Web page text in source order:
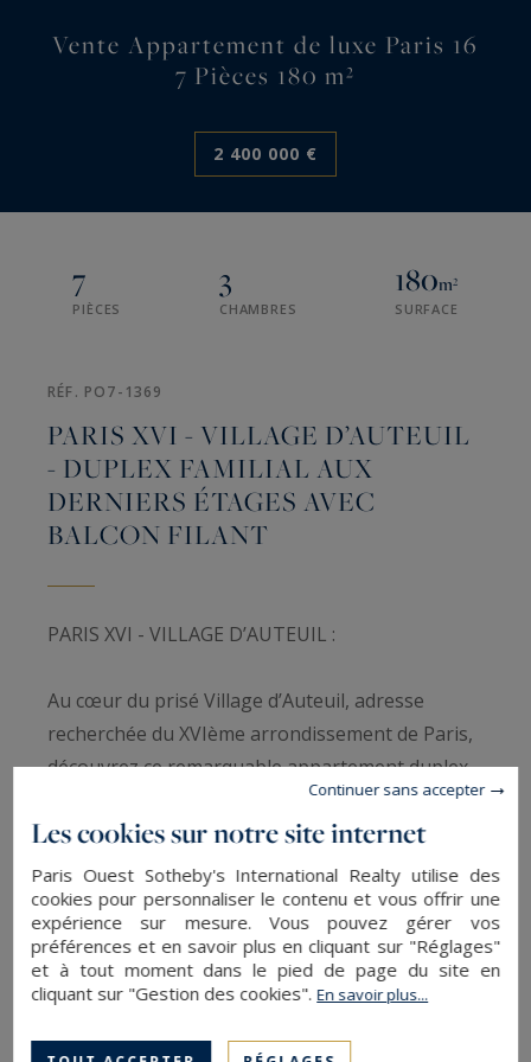
Vente Appartement de luxe Paris 16
7 Pièces 180 m²
2 400 000 €
7
PIÈCES
3
CHAMBRES
180m²
SURFACE
RÉF. PO7-1369
PARIS XVI - VILLAGE D’AUTEUIL
- DUPLEX FAMILIAL AUX
DERNIERS ÉTAGES AVEC
BALCON FILANT
PARIS XVI - VILLAGE D’AUTEUIL :
Au cœur du prisé Village d’Auteuil, adresse
recherchée du XVIème arrondissement de Paris,
découvrez ce remarquable appartement duplex
lumineux situé aux deux derniers étages d’un
élégant immeuble ancien de standing avec
ascenseur. Implanté dans l’un des secteurs
recherchés de l’Ouest parisien, ce bien rare
bénéficie d’un environnement résidentiel
privilégié, réputé pour son art de vivre raffiné,
son atmosphère discrète, ses établissements
Les cookies sur notre site internet
Paris Ouest Sotheby's International Realty utilise des
cookies pour personnaliser le contenu et vous offrir une
expérience sur mesure. Vous pouvez gérer vos
préférences et en savoir plus en cliquant sur "Réglages"
et à tout moment dans le pied de page du site en
cliquant sur "Gestion des cookies".En savoir plus...
Continuer sans accepter